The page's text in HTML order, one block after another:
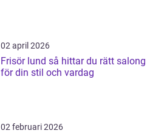
02 april 2026
Frisör lund så hittar du rätt salong
för din stil och vardag
02 februari 2026